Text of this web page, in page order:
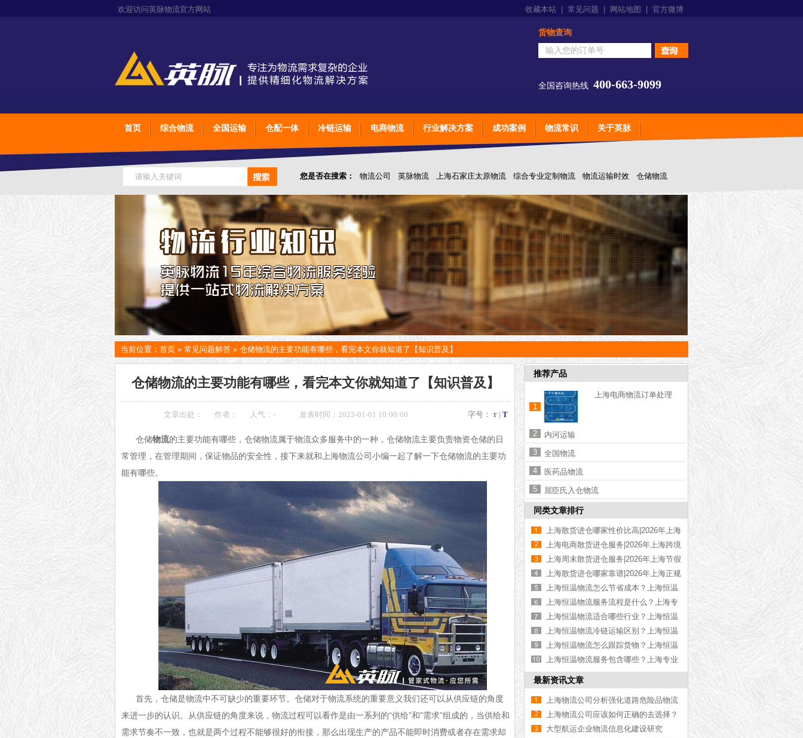
欢迎访问英脉物流官方网站 收藏本站 常见问题 网站地图 官方微博
货物查询
全国咨询热线 400-663-9099
首页 综合物流 全国运输 仓配一体 冷链运输 电商物流 行业解决方案 成功案例 物流常识 关于英脉
您是否在搜索： 物流公司 英脉物流 上海石家庄太原物流 综合专业定制物流 物流运输时效 仓储物流
仓储综合专业定制物流 上海石家庄太原综合专业定制物流
当前位置： 首页 » 常见问题解答 » 仓储物流的主要功能有哪些，看完本文你就知道了【知识普及】
仓储物流的主要功能有哪些，看完本文你就知道了【知识普及】
字号： T | T
文章出处： 作者： 人气： - 发表时间：2023-01-01 10:00:00
仓储物流的主要功能有哪些，仓储物流属于物流众多服务中的一种，仓储物流主要负责物资仓储的日
常管理，在管理期间，保证物品的安全性，接下来就和上海物流公司小编一起了解一下仓储物流的主要功
能有哪些。
首先，仓储是物流中不可缺少的重要环节。仓储对于物流系统的重要意义我们还可以从供应链的角度
来进一步的认识。从供应链的角度来说，物流过程可以看作是由一系列的“供给”和"需求”组成的，当供给和
需求节奏不一致，也就是两个过程不能够很好的衔接，那么出现生产的产品不能即时消费或者存在需求却
推荐产品
1
上海电商物流订单处理
2
内河运输
3
全国物流
4
医药品物流
5
屈臣氏入仓物流
同类文章排行
上海散货进仓哪家性价比高|2026年上海
高性价比散货进仓【优惠推荐】
上海电商散货进仓服务|2026年上海跨境
电商散货进仓【定制方案】
上海周末散货进仓服务|2026年上海节假
日散货进仓【全年无休】
上海散货进仓哪家靠谱|2026年上海正规
散货进仓公司【资质齐全】
上海恒温物流怎么节省成本？上海恒温
货运成本控制技巧【今日更新】
上海恒温物流服务流程是什么？上海专
业恒温物流操作步骤【全网推荐】
上海恒温物流适合哪些行业？上海恒温
运输适用行业介绍【今日更新】
上海恒温物流冷链运输区别？上海恒温
与冷链运输差异解析【全网更新】
上海恒温物流怎么跟踪货物？上海恒温
运输货物追踪方式【全网更新】
上海恒温物流服务包含哪些？上海专业
恒温物流服务项目介绍【今日更新】
最新资讯文章
上海物流公司分析强化道路危险品物流
运输管理制度
上海物流公司应该如何正确的去选择？
2022如何正确的选择货运公司？
大型航运企业物流信息化建设研究